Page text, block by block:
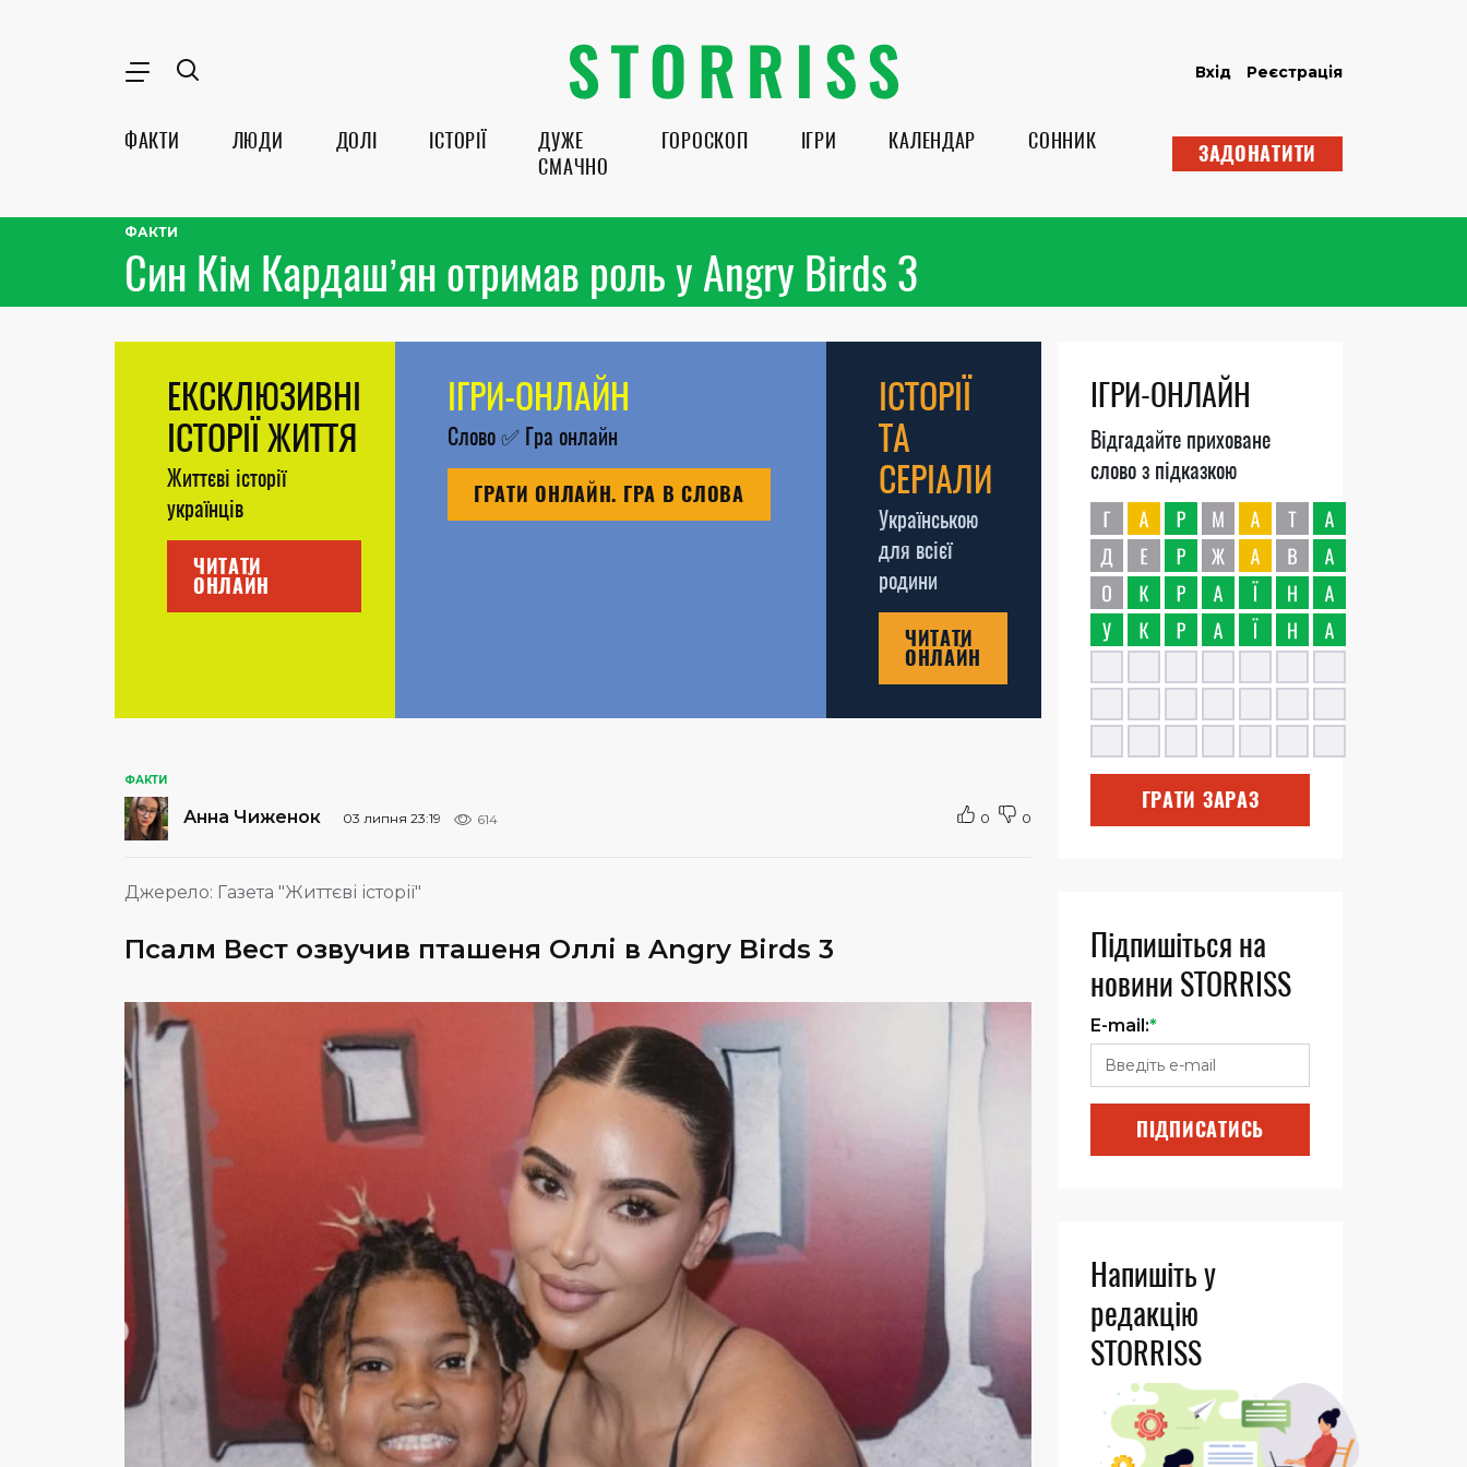
Вхід Реєстрація
ФАКТИ ЛЮДИ ДОЛІ ІСТОРІЇ
ДУЖЕ
СМАЧНО
ГОРОСКОП ІГРИ КАЛЕНДАР СОННИК ЗАДОНАТИТИ
ФАКТИ
Син Кім Кардашʼян отримав роль у Angry Birds 3
ЕКСКЛЮЗИВНІ
ІСТОРІЇ ЖИТТЯ
Життєві історії
українців
ЧИТАТИ
ОНЛАЙН
ІГРИ-ОНЛАЙН
Слово✅Гра онлайн
ГРАТИ ОНЛАЙН. ГРА В СЛОВА
ІСТОРІЇ
ТА
СЕРІАЛИ
Українською
для всієї
родини
ЧИТАТИ
ОНЛАЙН
ФАКТИ
Анна Чиженок 03 липня 23:19 614 0 0
Джерело: Газета "Життєві історії"
Псалм Вест озвучив пташеня Оллі в Angry Birds 3
ІГРИ-ОНЛАЙН
Відгадайте приховане
слово з підказкою
ГРАТИ ЗАРАЗ
Підпишіться на
новини STORRISS
E-mail:*
ПІДПИСАТИСЬ
Напишіть у
редакцію
STORRISS